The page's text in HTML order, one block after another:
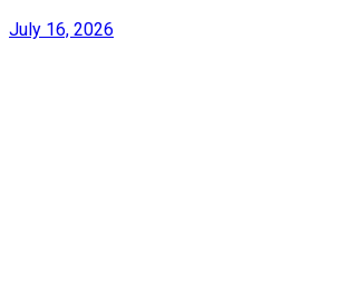
July 16, 2026